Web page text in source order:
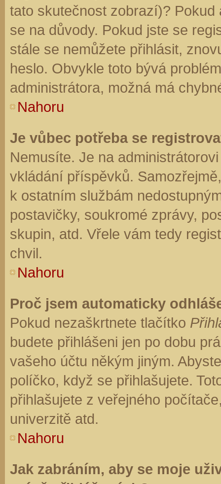
tato skutečnost zobrazí)?
se na důvody. Pokud jste se
stále se nemůžete přihlásit,
heslo. Obvykle toto bývá
administrátora, možná má
Nahoru
Je vůbec potřeba se
Nemusíte. Je na
vkládání příspěvků.
k ostatním službám
postavičky, soukromé zprávy,
skupin, atd. Vřele vám tedy
chvil.
Nahoru
Proč jsem automaticky
Pokud nezaškrtnete tlačítko
budete přihlášeni jen po dobu
vašeho účtu někým jiným.
políčko, když se přihlašujete.
přihlašujete z veřejného
univerzitě atd.
Nahoru
Jak zabráním, aby se moje